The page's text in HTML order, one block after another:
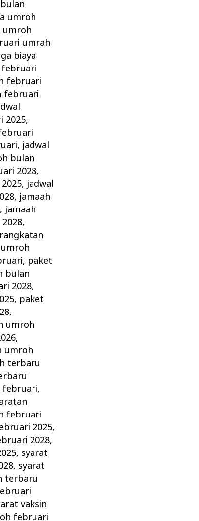
umroh
umroh
umrah
biaya
februari
februari
februari
2025,
, jadwal
bulan
2028,
, jadwal
, jamaah
, jamaah
,
, paket
bulan
2028,
, paket
,
umroh
,
umroh
terbaru
februari,
februari
2025,
2028,
, syarat
, syarat
terbaru
vaksin
februari